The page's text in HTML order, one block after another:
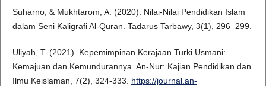
Suharno, & Mukhtarom, A. (2020). Nilai-Nilai Pendidikan Islam
dalam Seni Kaligrafi Al-Quran. Tadarus Tarbawy, 3(1), 296–299.
Uliyah, T. (2021). Kepemimpinan Kerajaan Turki Usmani:
Kemajuan dan Kemundurannya. An-Nur: Kajian Pendidikan dan
Ilmu Keislaman, 7(2), 324-333. https://journal.an-